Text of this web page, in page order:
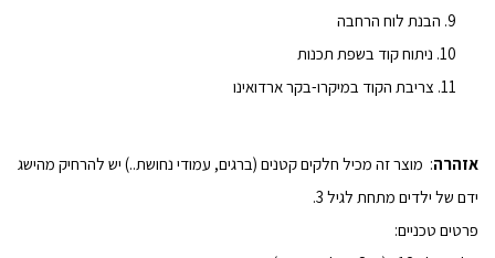
הבנת לוח הרחבה
ניתוח קוד בשפת תכנות
צריבת הקוד במיקרו-בקר ארדואינו
אזהרה: מוצר זה מכיל חלקים קטנים (ברגים, עמודי נחושת..) יש להרחיק מהישג
ידם של ילדים מתחת לגיל 3.
פרטים טכניים: